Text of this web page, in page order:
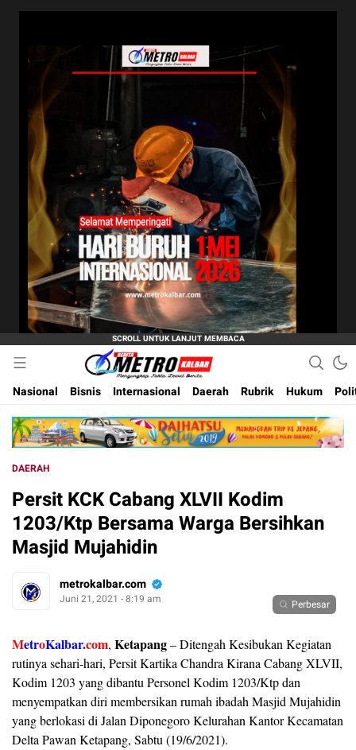
Metro Kalbar
Inspirasi Untuk Negeri
Nasional
Bisnis Internasional Daerah Rubrik Hukum
DAERAH
Persit KCK Cabang XLVII Kodim
1203/Ktp Bersama Warga Bersihkan
Masjid Mujahidin
metrokalbar.com
Juni 21, 2021 - 8:19 am Perbesar
MetroKalbar.com, Ketapang– Ditengah Kesibukan Kegiatan
rutinya sehari-hari, Persit Kartika Chandra Kirana Cabang XLVII,
Kodim 1203 yang dibantu Personel Kodim 1203/Ktp dan
menyempatkan diri membersikan rumah ibadah Masjid Mujahidin
yang berlokasi di Jalan Diponegoro Kelurahan Kantor Kecamatan
Delta Pawan Ketapang, Sabtu (19/6/2021).